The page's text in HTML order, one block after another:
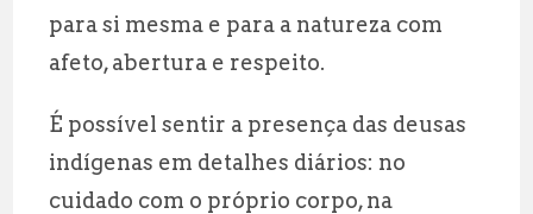
para si mesma e para a natureza com
afeto, abertura e respeito.
É possível sentir a presença das deusas
indígenas em detalhes diários: no
cuidado com o próprio corpo, na